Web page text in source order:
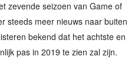
zevende seizoen van Game of
steeds meer nieuws naar buiten
bekend dat het achtste en
pas in 2019 te zien zal zijn.